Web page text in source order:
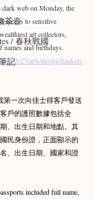
茶壺
/ 春秋戰國
記
dark web on Monday, the
access to sensitive
art collectors,
and birthdays.
05/27/arts/design/hackers
第一次向佳士得客戶發送
戶的護照數據包括全
、出生日期和地點。其
民身份證，正面顯示的
、出生日期、國家和證
included full name,